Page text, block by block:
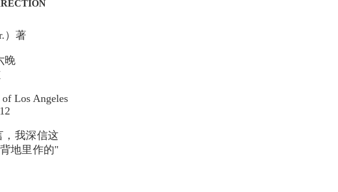
）著
晚
of Los Angeles
，我深信这
地里作的"